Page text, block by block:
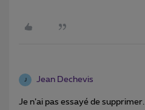
J Jean Dechevis
Je n’ai pas essayé de supprimer.